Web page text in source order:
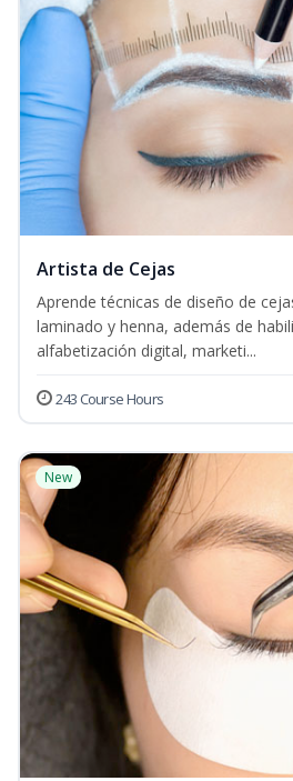
Artista de Cejas
Aprende técnicas de diseño de
laminado y henna, además de
alfabetización digital, marketi...
243 Course Hours
New